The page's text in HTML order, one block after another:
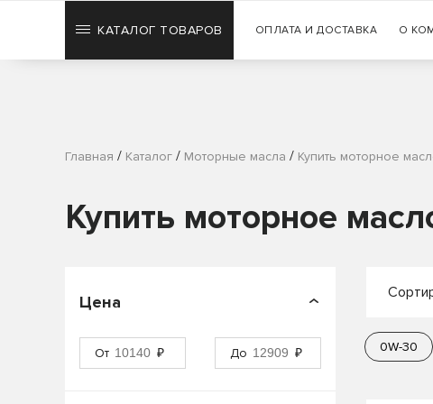
КАТАЛОГ ТОВАРОВ ОПЛАТА И ДОСТАВКА О
Главная / Каталог / Моторные масла / Купить моторное
Купить моторное
Цена
От ₽ До ₽
По
0W-30